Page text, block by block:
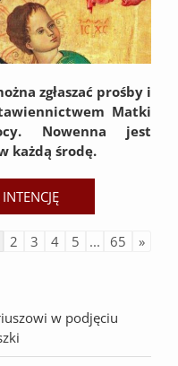
zgłaszać prośby i
Matki
Nowenna jest
każdą środę.
2 3 4 5 ... 65
»
w podjęciu